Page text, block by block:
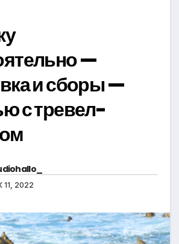
—
и сборы —
с тревел-
11, 2022